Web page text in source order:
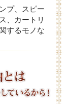
プ、スピー
、カートリ
するモノな